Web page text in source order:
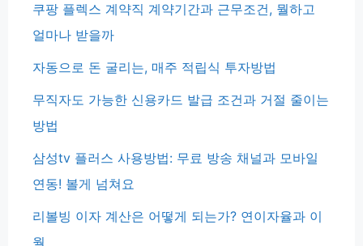
쿠팡 플렉스 계약직 계약기간과 근무조건, 뭘하고
얼마나 받을까
자동으로 돈 굴리는, 매주 적립식 투자방법
무직자도 가능한 신용카드 발급 조건과 거절 줄이는
방법
삼성tv 플러스 사용방법: 무료 방송 채널과 모바일
연동! 볼게 넘쳐요
리볼빙 이자 계산은 어떻게 되는가? 연이자율과 이
월